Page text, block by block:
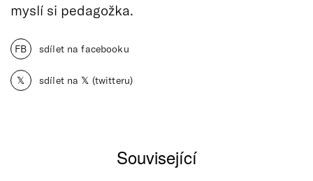
myslí si pedagožka.
FB sdílet na facebooku
𝕏 sdílet na 𝕏 (twitteru)
Související